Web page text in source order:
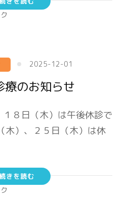
2025-12-01
療のお知らせ
１８日（木）は午後休診で
木）、２５日（木）は休
きを読む